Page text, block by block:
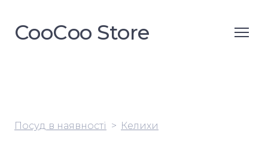
CooСoo Store
Посуд в наявності Келихи